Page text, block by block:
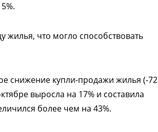
жилья, что могло способствовать
снижение купли-продажи жилья (-72
выросла на 17% и составила
более чем на 43%.